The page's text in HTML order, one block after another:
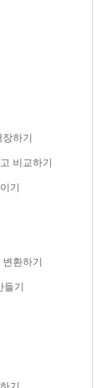
하기
비교하기
기
환하기
들기